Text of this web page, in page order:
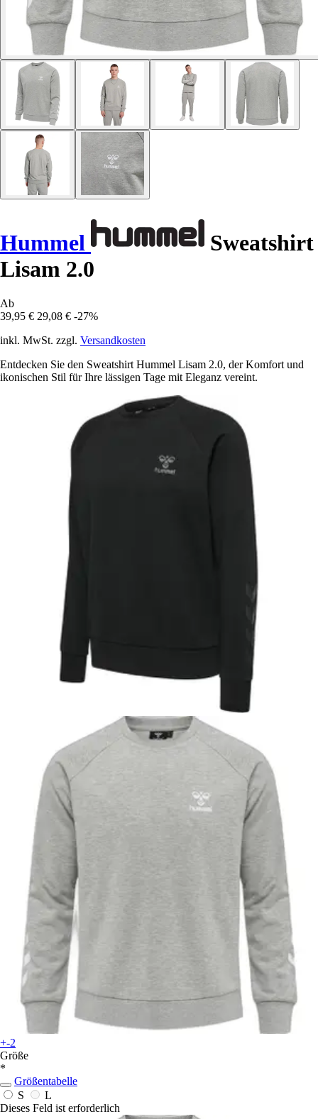
Hummel
Sweatshirt
Lisam 2.0
Ab
39,95 € 29,08 € -27%
inkl. MwSt. zzgl. Versandkosten
Entdecken Sie den Sweatshirt Hummel Lisam 2.0, der Komfort und
ikonischen Stil für Ihre lässigen Tage mit Eleganz vereint.
+-2
Größe
*
Größentabelle
S
L
Dieses Feld ist erforderlich